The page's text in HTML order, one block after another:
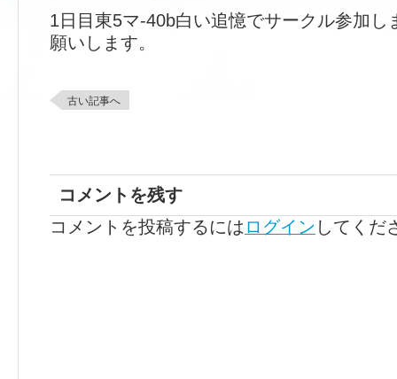
1日目東5マ-40b白い追憶でサークル参加し
願いします。
古い記事へ
コメントを残す
コメントを投稿するには ログイン してくだ